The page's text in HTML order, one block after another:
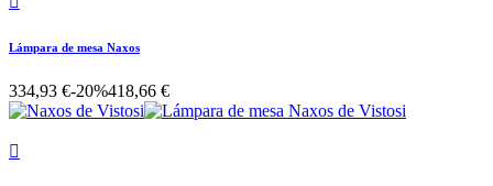
Lámpara de mesa Naxos
334,93 €-20%418,66 €
